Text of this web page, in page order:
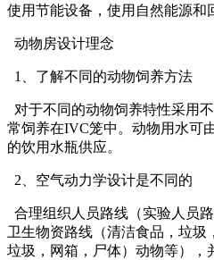
使用节能设备，使用自然能源和
动物房设计理念
1、了解不同的动物饲养方法
对于不同的动物饲养特性采用
常饲养在IVC笼中。动物用水可
的饮用水瓶供应。
2、空气动力学设计是不同的
合理组织人员路线（实验人员
卫生物资路线（清洁食品，垃圾
垃圾，网箱，尸体）动物等），